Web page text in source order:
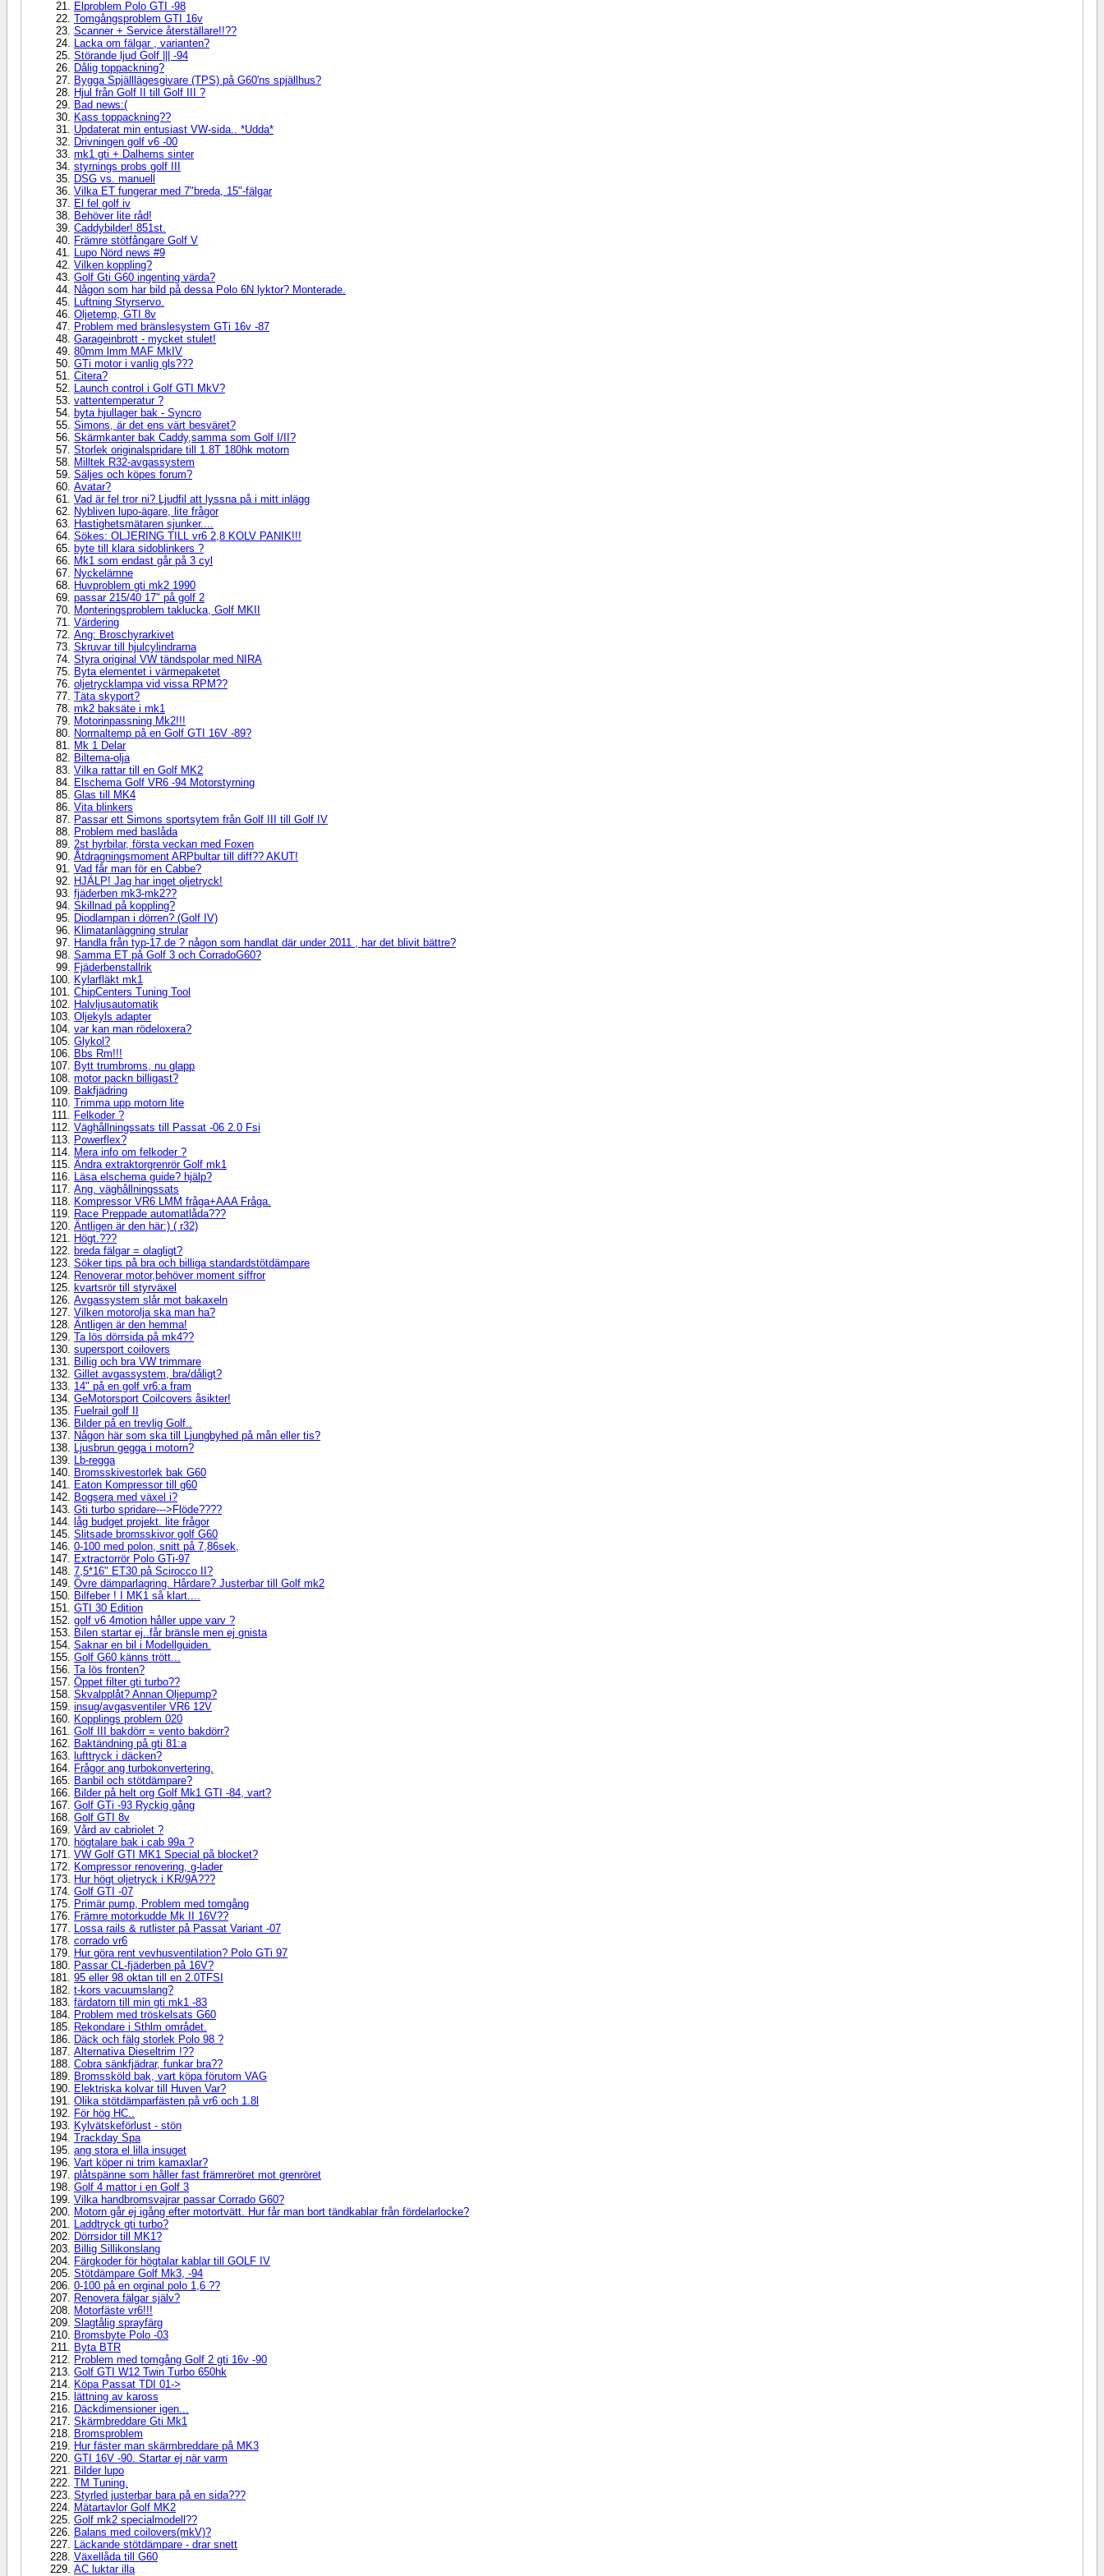
Elproblem Polo GTI -98
Tomgångsproblem GTI 16v
Scanner + Service återställare!!??
Lacka om fälgar , varianten?
Störande ljud Golf ||| -94
Dålig toppackning?
Bygga Spjälllägesgivare (TPS) på G60'ns spjällhus?
Hjul från Golf II till Golf III ?
Bad news:(
Kass toppackning??
Updaterat min entusiast VW-sida.. *Udda*
Drivningen golf v6 -00
mk1 gti + Dalhems sinter
styrnings probs golf III
DSG vs. manuell
Vilka ET fungerar med 7"breda, 15"-fälgar
El fel golf iv
Behöver lite råd!
Caddybilder! 851st.
Främre stötfångare Golf V
Lupo Nörd news #9
Vilken koppling?
Golf Gti G60 ingenting värda?
Någon som har bild på dessa Polo 6N lyktor? Monterade.
Luftning Styrservo.
Oljetemp, GTI 8v
Problem med bränslesystem GTi 16v -87
Garageinbrott - mycket stulet!
80mm lmm MAF MkIV
GTi motor i vanlig gls???
Citera?
Launch control i Golf GTI MkV?
vattentemperatur ?
byta hjullager bak - Syncro
Simons, är det ens värt besväret?
Skärmkanter bak Caddy,samma som Golf I/II?
Storlek originalspridare till 1.8T 180hk motorn
Milltek R32-avgassystem
Säljes och köpes forum?
Avatar?
Vad är fel tror ni? Ljudfil att lyssna på i mitt inlägg
Nybliven lupo-ägare, lite frågor
Hastighetsmätaren sjunker....
Sökes: OLJERING TILL vr6 2,8 KOLV PANIK!!!
byte till klara sidoblinkers ?
Mk1 som endast går på 3 cyl
Nyckelämne
Huvproblem gti mk2 1990
passar 215/40 17" på golf 2
Monteringsproblem taklucka, Golf MKII
Värdering
Ang: Broschyrarkivet
Skruvar till hjulcylindrarna
Styra original VW tändspolar med NIRA
Byta elementet i värmepaketet
oljetrycklampa vid vissa RPM??
Täta skyport?
mk2 baksäte i mk1
Motorinpassning Mk2!!!
Normaltemp på en Golf GTI 16V -89?
Mk 1 Delar
Biltema-olja
Vilka rattar till en Golf MK2
Elschema Golf VR6 -94 Motorstyrning
Glas till MK4
Vita blinkers
Passar ett Simons sportsytem från Golf III till Golf IV
Problem med baslåda
2st hyrbilar, första veckan med Foxen
Åtdragningsmoment ARPbultar till diff?? AKUT!
Vad får man för en Cabbe?
HJÄLP! Jag har inget oljetryck!
fjäderben mk3-mk2??
Skillnad på koppling?
Diodlampan i dörren? (Golf IV)
Klimatanläggning strular
Handla från typ-17.de ? någon som handlat där under 2011 , har det blivit bättre?
Samma ET på Golf 3 och CorradoG60?
Fjäderbenstallrik
Kylarfläkt mk1
ChipCenters Tuning Tool
Halvljusautomatik
Oljekyls adapter
var kan man rödeloxera?
Glykol?
Bbs Rm!!!
Bytt trumbroms, nu glapp
motor packn billigast?
Bakfjädring
Trimma upp motorn lite
Felkoder ?
Väghållningssats till Passat -06 2.0 Fsi
Powerflex?
Mera info om felkoder ?
Ändra extraktorgrenrör Golf mk1
Läsa elschema guide? hjälp?
Ang. väghållningssats
Kompressor VR6 LMM fråga+AAA Fråga.
Race Preppade automatlåda???
Äntligen är den här:) ( r32)
Högt.???
breda fälgar = olagligt?
Söker tips på bra och billiga standardstötdämpare
Renoverar motor,behöver moment siffror
kvartsrör till styrväxel
Avgassystem slår mot bakaxeln
Vilken motorolja ska man ha?
Äntligen är den hemma!
Ta lös dörrsida på mk4??
supersport coilovers
Billig och bra VW trimmare
Gillet avgassystem, bra/dåligt?
14" på en golf vr6:a fram
GeMotorsport Coilcovers åsikter!
Fuelrail golf II
Bilder på en trevlig Golf..
Någon här som ska till Ljungbyhed på mån eller tis?
Ljusbrun gegga i motorn?
Lb-regga
Bromsskivestorlek bak G60
Eaton Kompressor till g60
Bogsera med växel i?
Gti turbo spridare--->Flöde????
låg budget projekt. lite frågor
Slitsade bromsskivor golf G60
0-100 med polon, snitt på 7,86sek,
Extractorrör Polo GTi-97
7,5*16" ET30 på Scirocco II?
Övre dämparlagring. Hårdare? Justerbar till Golf mk2
Bilfeber ! I MK1 så klart....
GTI 30 Edition
golf v6 4motion håller uppe varv ?
Bilen startar ej..får bränsle men ej gnista
Saknar en bil i Modellguiden.
Golf G60 känns trött...
Ta lös fronten?
Öppet filter gti turbo??
Skvalpplåt? Annan Oljepump?
insug/avgasventiler VR6 12V
Kopplings problem 020
Golf III bakdörr = vento bakdörr?
Baktändning på gti 81:a
lufttryck i däcken?
Frågor ang turbokonvertering.
Banbil och stötdämpare?
Bilder på helt org Golf Mk1 GTI -84, vart?
Golf GTi -93 Ryckig gång
Golf GTI 8v
Vård av cabriolet ?
högtalare bak i cab 99a ?
VW Golf GTI MK1 Special på blocket?
Kompressor renovering, g-lader
Hur högt oljetryck i KR/9A???
Golf GTI -07
Primär pump, Problem med tomgång
Främre motorkudde Mk II 16V??
Lossa rails & rutlister på Passat Variant -07
corrado vr6
Hur göra rent vevhusventilation? Polo GTi 97
Passar CL-fjäderben på 16V?
95 eller 98 oktan till en 2.0TFSI
t-kors vacuumslang?
färdatorn till min gti mk1 -83
Problem med tröskelsats G60
Rekondare i Sthlm området.
Däck och fälg storlek Polo 98 ?
Alternativa Dieseltrim !??
Cobra sänkfjädrar, funkar bra??
Bromssköld bak, vart köpa förutom VAG
Elektriska kolvar till Huven Var?
Olika stötdämparfästen på vr6 och 1.8l
För hög HC..
Kylvätskeförlust - stön
Trackday Spa
ang stora el lilla insuget
Vart köper ni trim kamaxlar?
plåtspänne som håller fast främreröret mot grenröret
Golf 4 mattor i en Golf 3
Vilka handbromsvajrar passar Corrado G60?
Motorn går ej igång efter motortvätt. Hur får man bort tändkablar från fördelarlocke?
Laddtryck gti turbo?
Dörrsidor till MK1?
Billig Sillikonslang
Färgkoder för högtalar kablar till GOLF IV
Stötdämpare Golf Mk3, -94
0-100 på en orginal polo 1,6 ??
Renovera fälgar själv?
Motorfäste vr6!!!
Slagtålig sprayfärg
Bromsbyte Polo -03
Byta BTR
Problem med tomgång Golf 2 gti 16v -90
Golf GTI W12 Twin Turbo 650hk
Köpa Passat TDI 01->
lättning av kaross
Däckdimensioner igen...
Skärmbreddare Gti Mk1
Bromsproblem
Hur fäster man skärmbreddare på MK3
GTI 16V -90. Startar ej när varm
Bilder lupo
TM Tuning.
Styrled justerbar bara på en sida???
Mätartavlor Golf MK2
Golf mk2 specialmodell??
Balans med coilovers(mkV)?
Läckande stötdämpare - drar snett
Växellåda till G60
AC luktar illa